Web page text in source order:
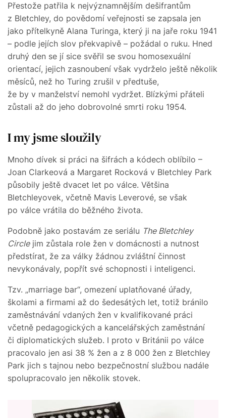
Přestože patřila k nejvýznamnějším dešifrantům
z Bletchley, do povědomí veřejnosti se zapsala jen
jako přítelkyně Alana Turinga, který ji na jaře roku 1941
– podle jejích slov překvapivě – požádal o ruku. Hned
druhý den se jí sice svěřil se svou homosexuální
orientací, jejich zasnoubení však vydrželo ještě několik
měsíců, než ho Turing zrušil v předtuše,
že by v manželství nemohl vydržet. Blízkými přáteli
zůstali až do jeho dobrovolné smrti roku 1954.
I my jsme sloužily
Mnoho dívek si práci na šifrách a kódech oblíbilo –
Joan Clarkeová a Margaret Rocková v Bletchley Park
působily ještě dvacet let po válce. Většina
Bletchleyovek, včetně Mavis Leverové, se však
po válce vrátila do běžného života.
Podobně jako postavám ze seriálu The Bletchley
Circlejim zůstala role žen v domácnosti a nutnost
předstírat, že za války žádnou zvláštní činnost
nevykonávaly, popřít své schopnosti i inteligenci.
Tzv. „marriage bar“, omezení uplatňované úřady,
školami a firmami až do šedesátých let, totiž bránilo
zaměstnávání vdaných žen v kvalifikované práci
včetně pedagogických a kancelářských zaměstnání
či diplomatických služeb. I proto v Británii po válce
pracovalo jen asi 38 % žen a z 8 000 žen z Bletchley
Park jich s tajnou nebo bezpečnostní službou nadále
spolupracovalo jen několik stovek.